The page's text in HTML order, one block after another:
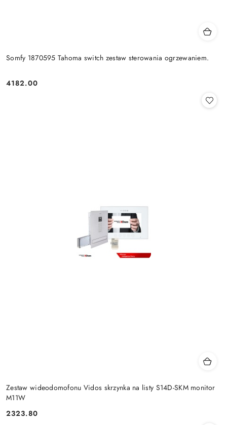
Somfy 1870595 Tahoma switch zestaw sterowania ogrzewaniem.
Cena:
4182.00
Zestaw wideodomofonu Vidos skrzynka na listy S14D-SKM monitor
M11W
Cena:
2323.80